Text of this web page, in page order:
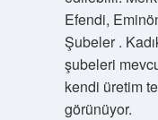
Efendi,
Şubeler .
şubeleri
kendi üretim
görünüyor.